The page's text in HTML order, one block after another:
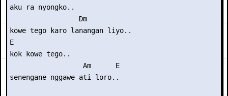
aku ra nyongko..
                 Dm
kowe tego karo lanangan liyo..
E
kok kowe tego..
                  Am      E
senengane nggawe ati loro..